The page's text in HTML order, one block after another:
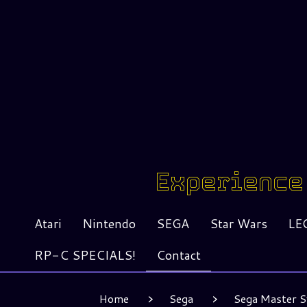
Atari Nintendo SEGA Star Wars
RP-C SPECIALS!
Contact
Home Sega Sega Master